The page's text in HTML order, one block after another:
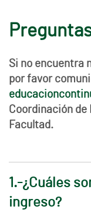
Si no encuentra
por favor
Coordinación de
Facultad.
1.-¿Cuáles
ingreso?